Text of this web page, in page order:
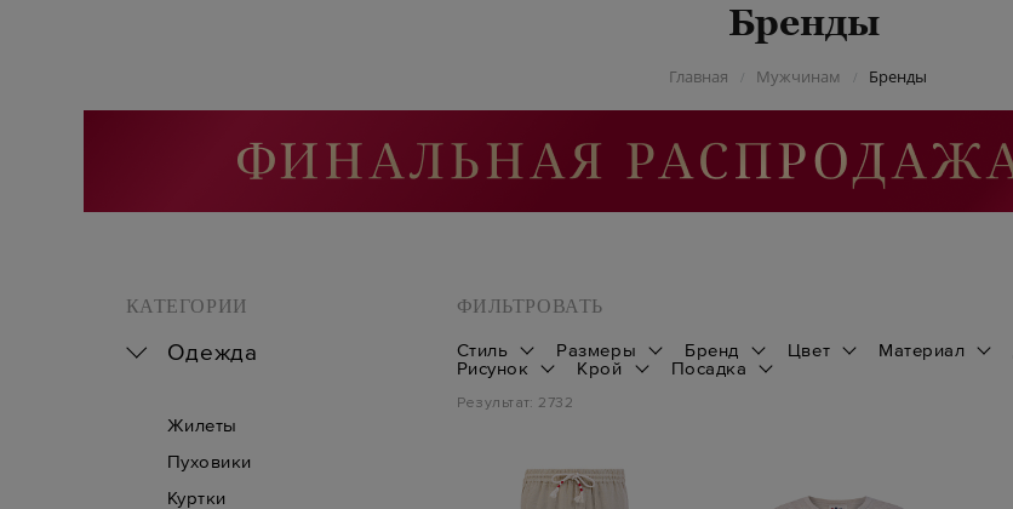
Бренды
Главная / Мужчинам / Бренды
КАТЕГОРИИ
Одежда
Жилеты
Пуховики
Куртки
ФИЛЬТРОВАТЬ
Стиль Размеры Бренд Цвет Материал
Рисунок
Крой Посадка
Результат: 2732